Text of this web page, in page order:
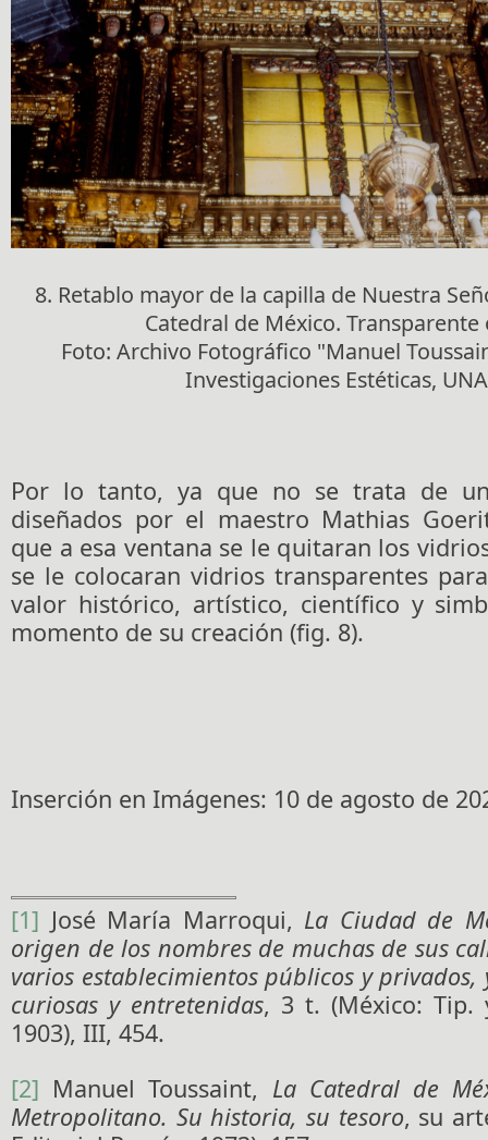
8. Retablo mayor de la capilla de Nuestra
Catedral de México. Transparente
Foto: Archivo Fotográfico "Manuel
Investigaciones Estéticas,
Por lo tanto, ya que no se trata de
diseñados por el maestro Mathias
que a esa ventana se le quitaran los
se le colocaran vidrios transparentes
valor histórico, artístico, científico y
momento de su creación (fig. 8).
Inserción en Imágenes: 10 de agosto de
[1] José María Marroqui, La Ciudad de
origen de los nombres de muchas de sus
varios establecimientos públicos y privados,
curiosas y entretenidas, 3 t. (México: Tip.
1903), III, 454.
[2] Manuel Toussaint, La Catedral de
Metropolitano. Su historia, su tesoro, su